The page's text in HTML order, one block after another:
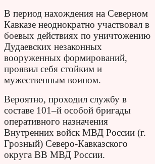
В период нахождения на Северном
Кавказе неоднократно участвовал в
боевых действиях по уничтожению
Дудаевских незаконных
вооруженных формирований,
проявил себя стойким и
мужественным воином.
Вероятно, проходил службу в
составе 101–й особой бригады
оперативного назначения
Внутренних войск МВД России (г.
Грозный) Северо-Кавказского
округа ВВ МВД России.